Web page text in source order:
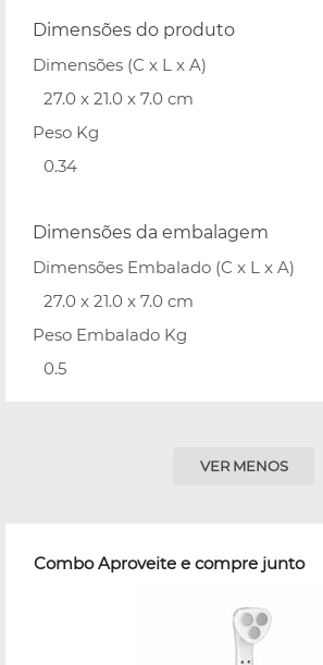
Dimensões do produto
Dimensões (C x L x A)
27.0 x 21.0 x 7.0 cm
Peso Kg
0.34
Dimensões da embalagem
Dimensões Embalado (C x L x A)
27.0 x 21.0 x 7.0 cm
Peso Embalado Kg
0.5
VER MENOS
Combo Aproveite e compre junto